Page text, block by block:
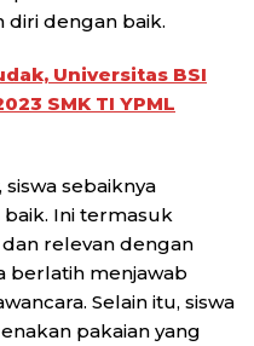
dengan baik.
Universitas BSI
SMK TI YPML
, siswa sebaiknya
Ini termasuk
relevan dengan
berlatih menjawab
Selain itu, siswa
pakaian yang